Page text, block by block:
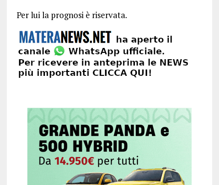
Per lui la prognosi è riservata.